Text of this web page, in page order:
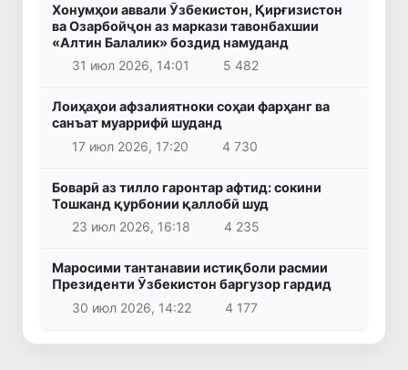
Хонумҳои аввали Ӯзбекистон, Қирғизистон
ва Озарбойҷон аз маркази тавонбахшии
«Алтин Балалик» боздид намуданд
31 июл 2026, 14:01
5 482
Лоиҳаҳои афзалиятноки соҳаи фарҳанг ва
санъат муаррифӣ шуданд
17 июл 2026, 17:20
4 730
Боварӣ аз тилло гаронтар афтид: сокини
Тошканд қурбонии қаллобӣ шуд
23 июл 2026, 16:18
4 235
Маросими тантанавии истиқболи расмии
Президенти Ӯзбекистон баргузор гардид
30 июл 2026, 14:22
4 177